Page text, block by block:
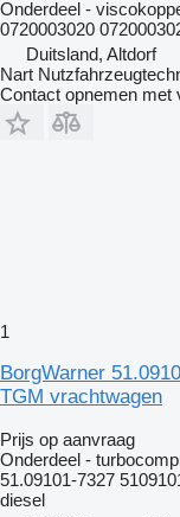
Onderdeel -
0720003020
Duitsland, Altdorf
Nart
Contact opnemen met
1
BorgWarner
TGM vrachtwagen
Prijs op aanvraag
Onderdeel -
51.09101-7327
diesel